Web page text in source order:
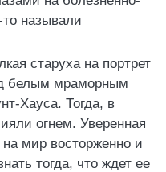
то называли
старуха на портрет
белым мраморным
Хауса. Тогда, в
огнем. Уверенная
мир восторженно и
тогда, что ждет ее